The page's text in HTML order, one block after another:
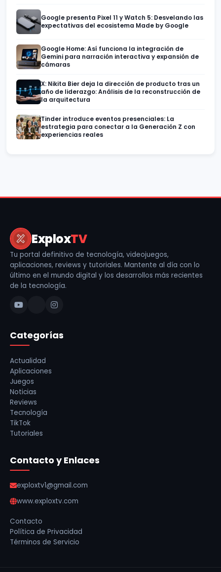
Google presenta Pixel 11 y Watch 5: Desvelando las
expectativas del ecosistema Made by Google
Google Home: Así funciona la integración de
Gemini para narración interactiva y expansión de
cámaras
X: Nikita Bier deja la dirección de producto tras un
año de liderazgo: Análisis de la reconstrucción de
la arquitectura
Tinder introduce eventos presenciales: La
estrategia para conectar a la Generación Z con
experiencias reales
ExploxTV
Tu portal definitivo de tecnología, videojuegos,
aplicaciones, reviews y tutoriales. Mantente al día con lo
último en el mundo digital y los desarrollos más recientes
de la tecnología.
Categorías
Actualidad
Aplicaciones
Juegos
Noticias
Reviews
Tecnología
TikTok
Tutoriales
Contacto y Enlaces
exploxtv1@gmail.com
www.exploxtv.com
Contacto
Política de Privacidad
Términos de Servicio